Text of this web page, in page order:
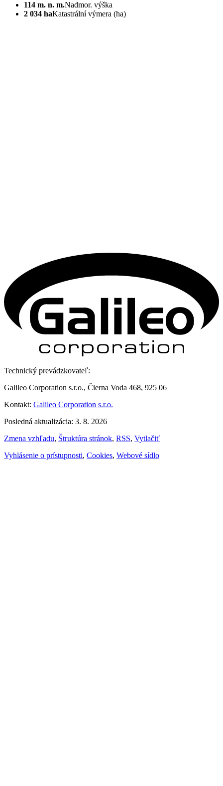
114 m. n. m.Nadmor. výška
2 034 haKatastrální výmera (ha)
Technický prevádzkovateľ:
Galileo Corporation s.r.o., Čierna Voda 468, 925 06
Kontakt: Galileo Corporation s.r.o.
Posledná aktualizácia: 3. 8. 2026
Zmena vzhľadu, Štruktúra stránok, RSS, Vytlačiť
Vyhlásenie o prístupnosti, Cookies, Webové sídlo